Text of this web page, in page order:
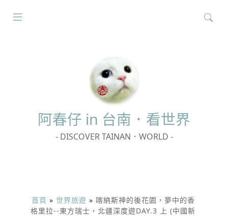
阿春仔 in 台南．看世界
- DISCOVER TAINAN．WORLD -
首頁 » 世界旅遊 » 喀納斯神的後花園，夢中的香
格里拉--東方瑞士，北疆深度遊DAY.3 上 (中國新